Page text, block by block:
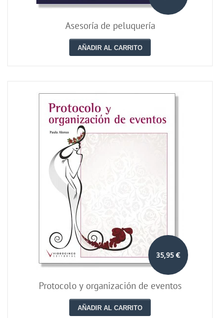
Asesoría de peluquería
AÑADIR AL CARRITO
35,95 €
Protocolo y organización de eventos
AÑADIR AL CARRITO